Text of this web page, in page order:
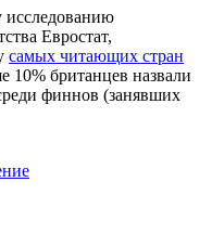
исследованию
Евростат,
самых читающих стран
британцев назвали
финнов (занявших